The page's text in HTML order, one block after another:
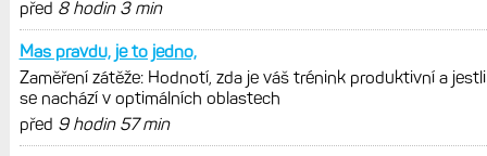
Model Fénix 9 ve třech variantách.
Základ, Pro a inReach. Přijde i menší
verze 43 mm a také solární MIP